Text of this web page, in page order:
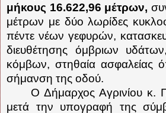
μήκους 16.622,96 μέτρων,
μέτρων με δύο λωρίδες
πέντε νέων γεφυρών,
διευθέτησης όμβριων
κόμβων, στηθαία ασφαλείας
σήμανση της οδού.
Ο Δήμαρχος Αγρινίου κ.
μετά την υπογραφή της